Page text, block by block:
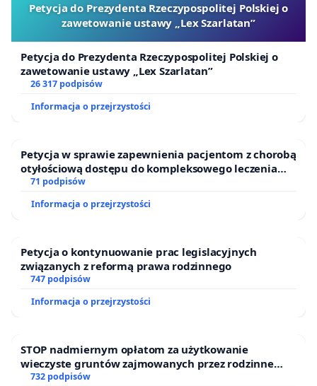
Petycja do Prezydenta Rzeczypospolitej Polskiej o
zawetowanie ustawy „Lex Szarlatan”
Petycja do Prezydenta Rzeczypospolitej Polskiej o
zawetowanie ustawy „Lex Szarlatan”
26 317 podpisów
Informacja o przejrzystości
Petycja w sprawie zapewnienia pacjentom z chorobą
otyłościową dostępu do kompleksowego leczenia
oraz programów profilaktycznych.
71 podpisów
Informacja o przejrzystości
Petycja o kontynuowanie prac legislacyjnych
związanych z reformą prawa rodzinnego
747 podpisów
Informacja o przejrzystości
STOP nadmiernym opłatom za użytkowanie
wieczyste gruntów zajmowanych przez rodzinne
ogrody działkowe.
732 podpisów